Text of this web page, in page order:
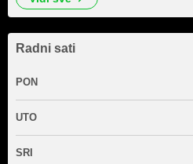
Radni sati
PON
UTO
SRI